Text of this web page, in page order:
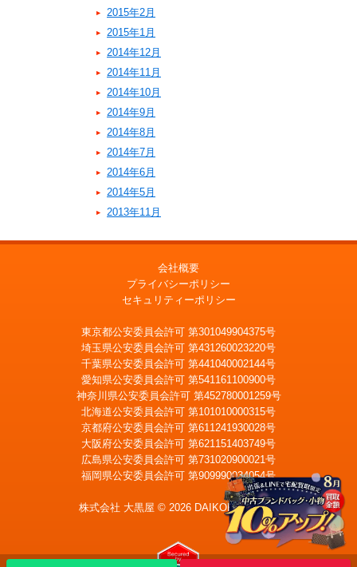
2015年2月
2015年1月
2014年12月
2014年11月
2014年10月
2014年9月
2014年8月
2014年7月
2014年6月
2014年5月
2013年11月
宅配買取を申込む
会社概要
プライバシーポリシー
セキュリティーポリシー
東京都公安委員会許可 第301049904375号
埼玉県公安委員会許可 第431260023220号
千葉県公安委員会許可 第441040002144号
愛知県公安委員会許可 第541161100900号
神奈川県公安委員会許可 第452780001259号
北海道公安委員会許可 第101010000315号
京都府公安委員会許可 第611241930028号
大阪府公安委員会許可 第621151403749号
広島県公安委員会許可 第731020900021号
福岡県公安委員会許可 第909990034054号
株式会社 大黒屋 © 2026 DAIKOKUYA, Inc.